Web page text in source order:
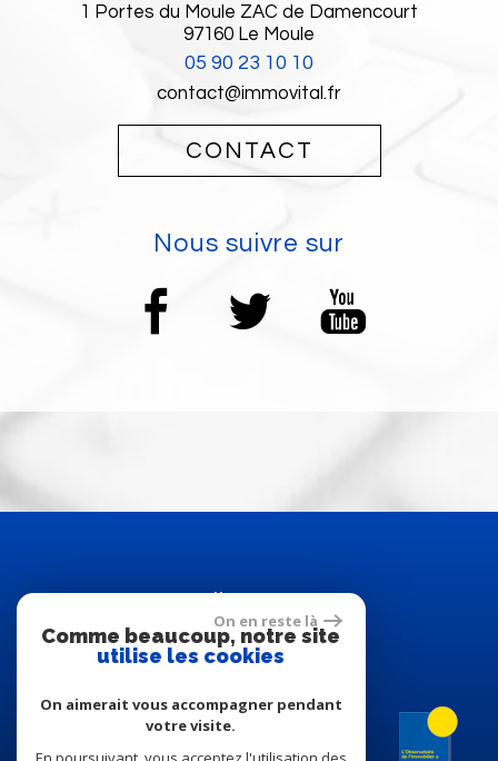
1 Portes du Moule ZAC de Damencourt
97160 Le Moule
05 90 23 10 10
contact@immovital.fr
CONTACT
Nous suivre sur
On en reste là
Comme beaucoup, notre site
utilise les cookies
On aimerait vous accompagner pendant
votre visite.